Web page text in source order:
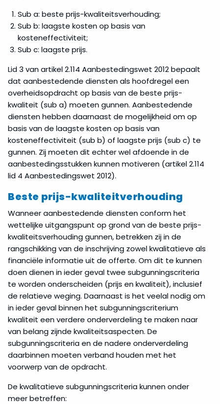
Sub a: beste prijs-kwaliteitsverhouding;
Sub b: laagste kosten op basis van
kosteneffectiviteit;
Sub c: laagste prijs.
Lid 3 van artikel 2.114 Aanbestedingswet 2012 bepaalt
dat aanbestedende diensten als hoofdregel een
overheidsopdracht op basis van de beste prijs-
kwaliteit (sub a) moeten gunnen. Aanbestedende
diensten hebben daarnaast de mogelijkheid om op
basis van de laagste kosten op basis van
kosteneffectiviteit (sub b) of laagste prijs (sub c) te
gunnen. Zij moeten dit echter wel afdoende in de
aanbestedingsstukken kunnen motiveren (artikel 2.114
lid 4 Aanbestedingswet 2012).
Beste prijs-kwaliteitverhouding
Wanneer aanbestedende diensten conform het
wettelijke uitgangspunt op grond van de beste prijs-
kwaliteitsverhouding gunnen, betrekken zij in de
rangschikking van de inschrijving zowel kwalitatieve als
financiële informatie uit de offerte. Om dit te kunnen
doen dienen in ieder geval twee subgunningscriteria
te worden onderscheiden (prijs en kwaliteit), inclusief
de relatieve weging. Daarnaast is het veelal nodig om
in ieder geval binnen het subgunningscriterium
kwaliteit een verdere onderverdeling te maken naar
van belang zijnde kwaliteitsaspecten. De
subgunningscriteria en de nadere onderverdeling
daarbinnen moeten verband houden met het
voorwerp van de opdracht.
De kwalitatieve subgunningscriteria kunnen onder
meer betreffen: